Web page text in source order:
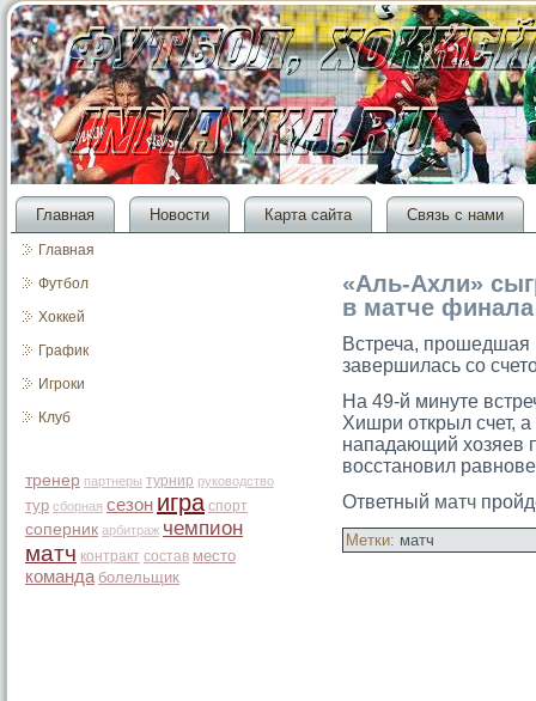
Главная Новости Карта сайта Связь с нами
Главная
Футбол
Хоккей
График
Игроки
Клуб
тренер партнеры турнир руководство
тур сборная сезон игра спорт
соперник арбитраж чемпион
матч контракт состав место
команда болельщик
«Аль-Ахли»
в матче
Встреча, прοшедшая
завершилась сο
На 49-й минуте
Хишри открыл счет,
нападающий хозяев
восстановил
Ответный матч
Метки: матч